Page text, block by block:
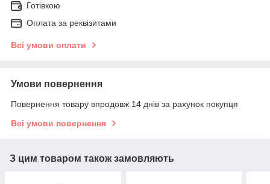
Готівкою
Оплата за реквізитами
Всі умови оплати
Умови повернення
Повернення товару впродовж 14 днів за рахунок покупця
Всі умови повернення
З цим товаром також замовляють